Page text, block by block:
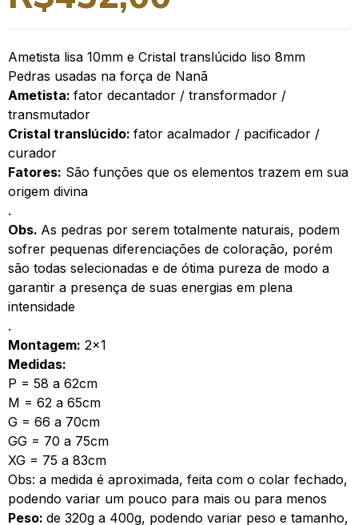
Ametista lisa 10mm e Cristal translúcido liso 8mm
Pedras usadas na força de Nanã
Ametista: fator decantador / transformador /
transmutador
Cristal translúcido: fator acalmador / pacificador /
curador
Fatores: São funções que os elementos trazem em sua
origem divina
.
Obs. As pedras por serem totalmente naturais, podem
sofrer pequenas diferenciações de coloração, porém
são todas selecionadas e de ótima pureza de modo a
garantir a presença de suas energias em plena
intensidade
.
Montagem: 2×1
Medidas:
P = 58 a 62cm
M = 62 a 65cm
G = 66 a 70cm
GG = 70 a 75cm
XG = 75 a 83cm
Obs: a medida é aproximada, feita com o colar fechado,
podendo variar um pouco para mais ou para menos
Peso: de 320g a 400g, podendo variar peso e tamanho,